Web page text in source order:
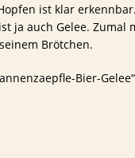
ist klar
ja auch Gelee. Zumal
Brötchen.
Bier-Gelee“